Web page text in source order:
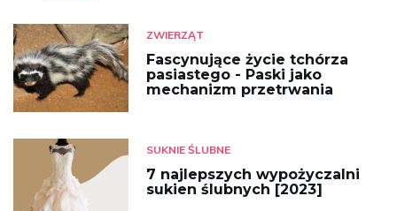
ZWIERZĄT
Fascynujące życie tchórza
pasiastego - Paski jako
mechanizm przetrwania
SUKNIE ŚLUBNE
7 najlepszych wypożyczalni
sukien ślubnych [2023]